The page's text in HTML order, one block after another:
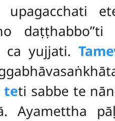
ca yujjati.
teti sabbe te
Ayamettha